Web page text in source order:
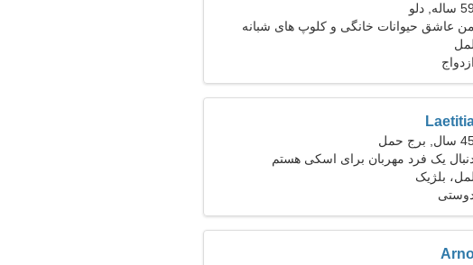
59 ساله, دلو
من عاشق حیوانات خانگی و کلوپ های شبانه
هستم
لمل
ازدواج
برج حمل
یک فرد مهربان برای اسکی هستم
لمل، بلژیک